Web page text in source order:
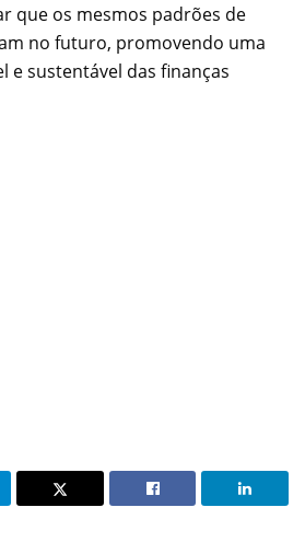
que os mesmos padrões de
no futuro, promovendo uma
e sustentável das finanças